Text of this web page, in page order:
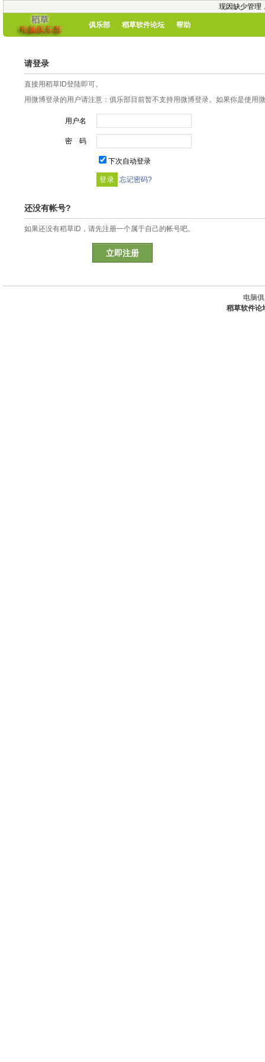
现因缺少管理
俱乐部 稻草软件论坛 帮助
请登录
直接用稻草ID登陆即可。
用微博登录的用户请注意：俱乐部目前暂不支持用微博登录。如果你是使用
用户名
密 码
下次自动登录
忘记密码?
还没有帐号?
如果还没有稻草ID，请先注册一个属于自己的帐号吧。
立即注册
电脑
稻草软件论